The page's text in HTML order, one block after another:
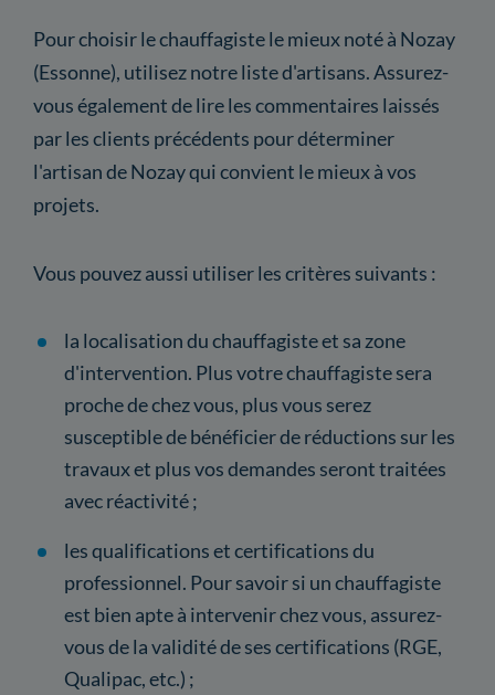
Pour choisir le chauffagiste le mieux noté à Nozay
(Essonne), utilisez notre liste d'artisans. Assurez-
vous également de lire les commentaires laissés
par les clients précédents pour déterminer
l'artisan de Nozay qui convient le mieux à vos
projets.
Vous pouvez aussi utiliser les critères suivants :
la localisation du chauffagiste et sa zone
d'intervention. Plus votre chauffagiste sera
proche de chez vous, plus vous serez
susceptible de bénéficier de réductions sur les
travaux et plus vos demandes seront traitées
avec réactivité ;
les qualifications et certifications du
professionnel. Pour savoir si un chauffagiste
est bien apte à intervenir chez vous, assurez-
vous de la validité de ses certifications (RGE,
Qualipac, etc.) ;